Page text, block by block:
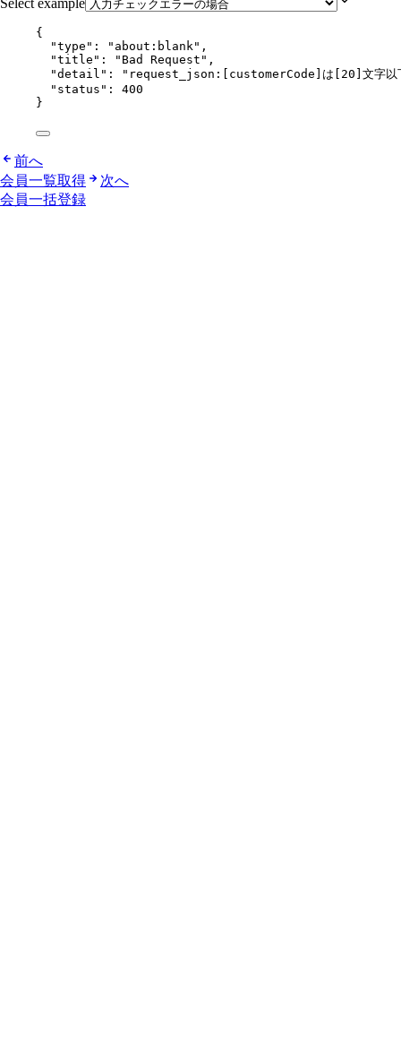
{
"type" : " about:blank " ,
"title" : " Bad Request " ,
"detail" : " request_json:[customerCode]は[20]文字以下
"status" : 400
}
前へ
会員一覧取得
次へ
会員一括登録